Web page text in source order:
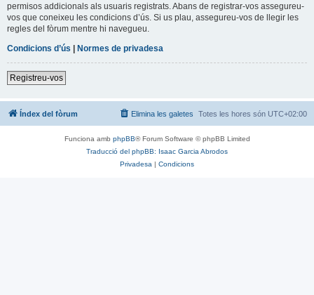
permisos addicionals als usuaris registrats. Abans de registrar-vos assegureu-
vos que coneixeu les condicions d’ús. Si us plau, assegureu-vos de llegir les
regles del fòrum mentre hi navegueu.
Condicions d’ús | Normes de privadesa
Registreu-vos
Índex del fòrum Totes les hores són UTC+02:00
Elimina les galetes
Funciona amb phpBB® Forum Software © phpBB Limited
Traducció del phpBB: Isaac Garcia Abrodos
Privadesa | Condicions